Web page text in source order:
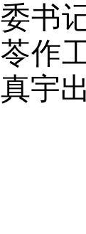
委书
苓作
真宇